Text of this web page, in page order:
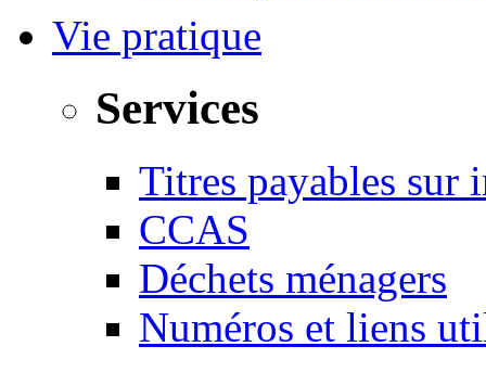
Vie pratique
Services
Titres payables sur
CCAS
Déchets ménagers
Numéros et liens